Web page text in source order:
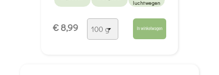
luchtwegen
Droge hoest
en keelpijn
€ 8,99 In winkelwagen